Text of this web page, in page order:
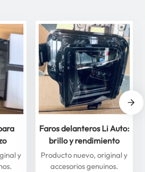
para
y
Faros delanteros Li Auto:
brillo y rendimiento
superiores para máxima
seguridad
Producto nuevo, original y
accesorios genuinos.